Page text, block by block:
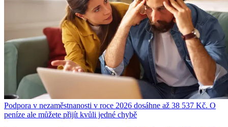
Podpora v nezaměstnanosti v roce 2026 dosáhne až 38 537 Kč. O
peníze ale můžete přijít kvůli jedné chybě